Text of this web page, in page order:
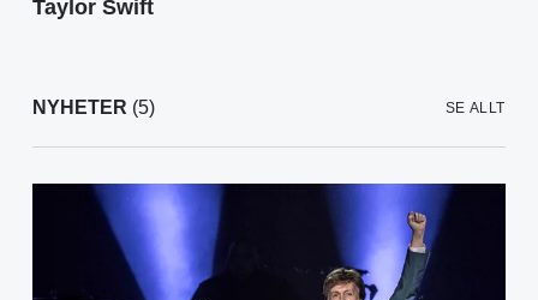
Taylor Swift
NYHETER (5) SE ALLT